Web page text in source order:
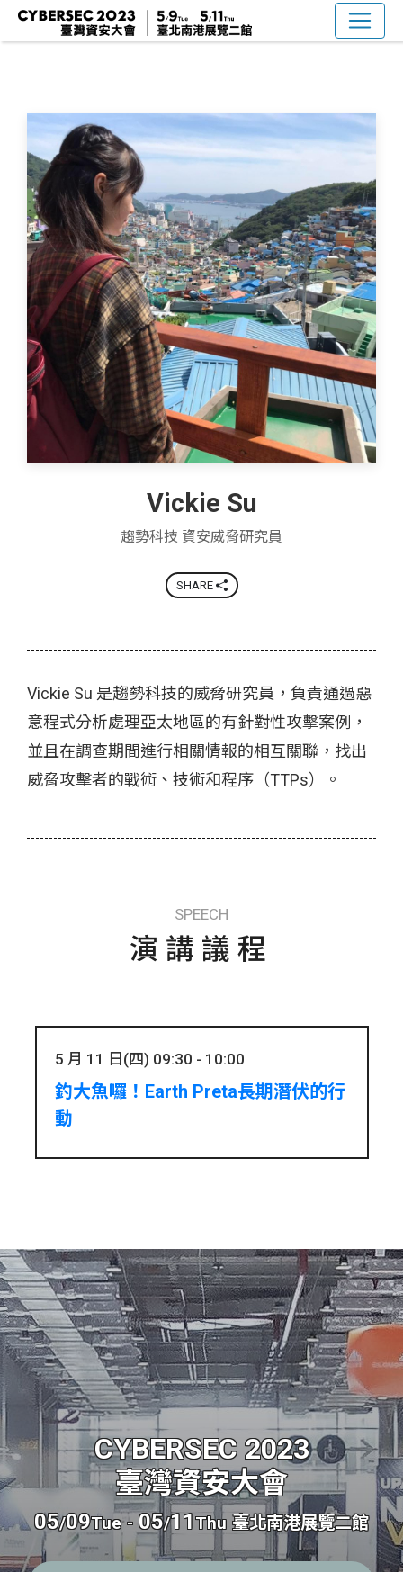
Vickie Su
趨勢科技 資安威脅研究員
SHARE
Vickie Su 是趨勢科技的威脅研究員，負責通過惡
意程式分析處理亞太地區的有針對性攻擊案例，
並且在調查期間進行相關情報的相互關聯，找出
威脅攻擊者的戰術、技術和程序（TTPs）。
SPEECH
演講議程
5 月 11 日(四) 09:30 - 10:00
釣大魚囉！Earth Preta長期潛伏的行
動
CYBERSEC 2023
臺灣資安大會
05/09Tue - 05/11Thu 臺北南港展覽二館